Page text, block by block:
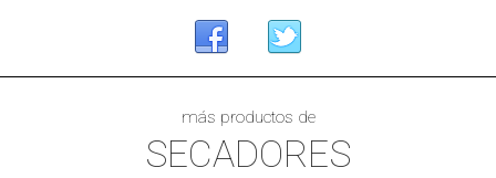
más productos de
SECADORES